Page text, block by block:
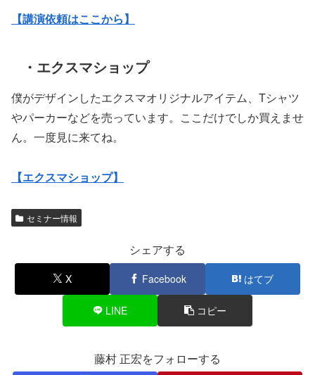
【講演依頼はここから】
・エクスマショップ
僕がデザインしたエクスマオリジナルアイテム、Tシャツ
やパーカーなどを売っています。ここだけでしか買えませ
ん。一度見に来てね。
【エクスマショップ】
セミナー情報
シェアする
X Facebook はてブ
LINE コピー
藤村 正宏をフォローする